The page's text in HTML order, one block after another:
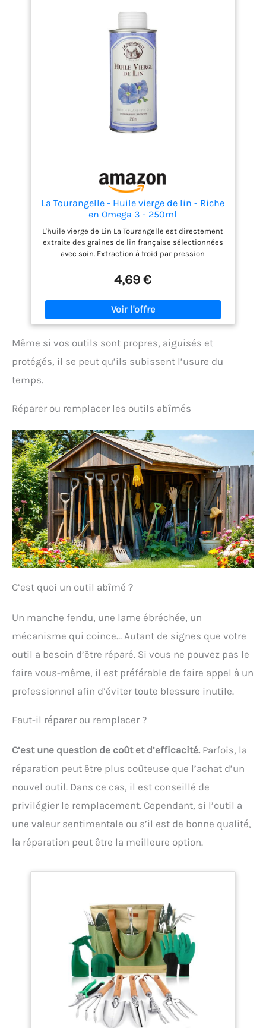
La Tourangelle - Huile vierge de lin - Riche
en Omega 3 - 250ml
L'huile vierge de Lin La Tourangelle est directement
extraite des graines de lin française sélectionnées
avec soin. Extraction à froid par pression
graines de lin. Huile santé par excellence, l'huile
vierge de Lin est naturellement riche en Oméga 3 et
s'inscrit parfaitement dans un régime alimentaire
équilibré. Son goût subtil agrémentera les soupes
et poissons vapeurs. En vinaigrette, elle apporte
ses propriétés, l'huile vierge de Lin s'utilise à froid
ouverture.
4,69 €
Même si vos outils sont propres, aiguisés et
protégés, il se peut qu’ils subissent l’usure du
temps.
Réparer ou remplacer les outils abîmés
C’est quoi un outil abîmé ?
Un manche fendu, une lame ébréchée, un
mécanisme qui coince… Autant de signes que votre
outil a besoin d’être réparé. Si vous ne pouvez pas le
faire vous-même, il est préférable de faire appel à un
professionnel afin d’éviter toute blessure inutile.
Faut-il réparer ou remplacer ?
C’est une question de coût et d’efficacité. Parfois, la
réparation peut être plus coûteuse que l’achat d’un
nouvel outil. Dans ce cas, il est conseillé de
privilégier le remplacement. Cependant, si l’outil a
une valeur sentimentale ou s’il est de bonne qualité,
la réparation peut être la meilleure option.